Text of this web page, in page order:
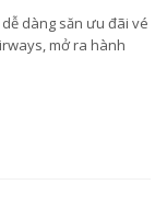
dàng săn ưu đãi vé
mở ra hành